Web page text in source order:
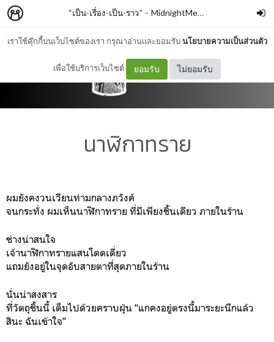
เราใช้คุ๊กกี้บนเว็บไซต์ของเรา กรุณาอ่านและยอมรับนโยบายความเป็นส่วนตัว
เพื่อใช้บริการเว็บไซต์ ยอมรับ ไม่ยอมรับ
“เป็น-เรื่อง-เป็น-ราว” – MidnightMessageBox
นาฬิกาทราย
ผมยังคงวนเวียนท่ามกลางภวังค์
จนกระทั่ง ผมเห็นนาฬิกาทราย ที่มีเพียงชิ้นเดียว ภายในร้าน
ช่างน่าสนใจ
เจ้านาฬิกาทรายแสนโดดเดี่ยว
แถมยังอยู่ในจุดอับสายตาที่สุดภายในร้าน
นั่นน่าสงสาร
ที่วัตถุชิ้นนี้ เต็มไปด้วยคราบฝุ่น “แกคงอยู่ตรงนี้มาระยะนึกแล้ว
สินะ ฉันเข้าใจ”